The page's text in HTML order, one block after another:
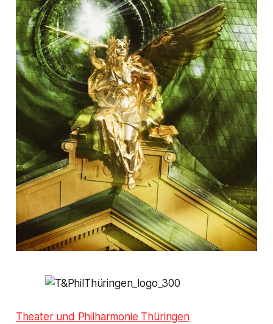
Theater und Philharmonie Thüringen